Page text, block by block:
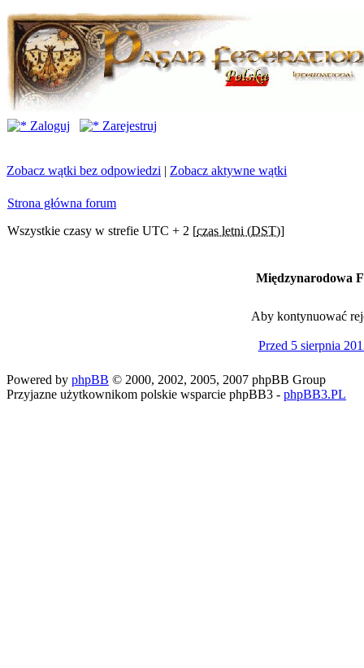
Zaloguj Zarejestruj
Zobacz wątki bez odpowiedzi | Zobacz aktywne wątki
Strona główna forum
Wszystkie czasy w strefie UTC + 2 [czas letni (DST)]
Międzynarodowa
Aby kontynuować
Przed 5 sierpnia
Powered by phpBB © 2000, 2002, 2005, 2007 phpBB Group
Przyjazne użytkownikom polskie wsparcie phpBB3 - phpBB3.PL